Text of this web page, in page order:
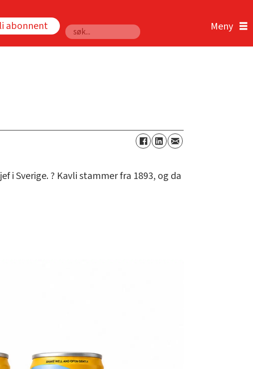
abonnent
Søk
i Sverige. ? Kavli stammer fra 1893, og da